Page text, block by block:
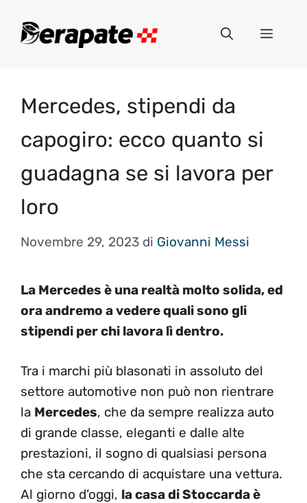
Menu
Mercedes, stipendi da
capogiro: ecco quanto si
guadagna se si lavora per
loro
Novembre 29, 2023 di Giovanni Messi
La Mercedes è una realtà molto solida, ed
ora andremo a vedere quali sono gli
stipendi per chi lavora lì dentro.
Tra i marchi più blasonati in assoluto del
settore automotive non può non rientrare
la Mercedes, che da sempre realizza auto
di grande classe, eleganti e dalle alte
prestazioni, il sogno di qualsiasi persona
che sta cercando di acquistare una vettura.
Al giorno d’oggi, la casa di Stoccarda è